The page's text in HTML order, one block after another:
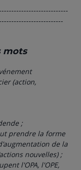
mots
(action,
;
prendre la forme
de la
nouvelles) ;
l'OPA, l'OPE,